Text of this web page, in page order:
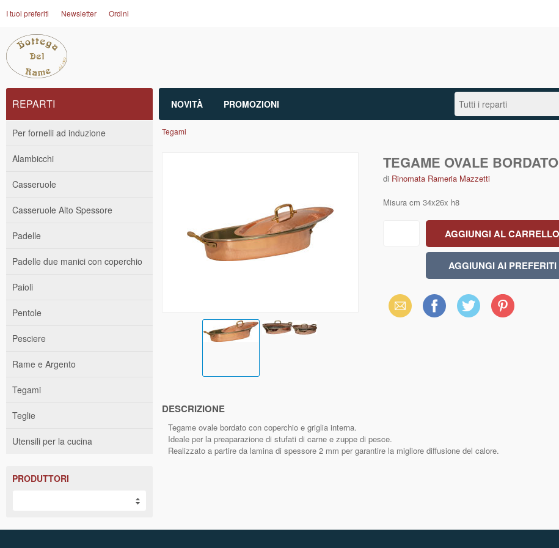
I tuoi preferiti Newsletter Ordini
NOVITÀ PROMOZIONI
REPARTI
Per fornelli ad induzione
Alambicchi
Casseruole
Casseruole Alto Spessore
Padelle
Padelle due manici con coperchio
Paioli
Pentole
Pesciere
Rame e Argento
Tegami
Teglie
Utensili per la cucina
PRODUTTORI
Tegami
TEGAME OVALE BORDATO
di Rinomata Rameria Mazzetti
Misura cm 34x26x h8
Email Facebook X Pinterest
DESCRIZIONE
Tegame ovale bordato con coperchio e griglia interna.
Ideale per la preaparazione di stufati di carne e zuppe di pesce.
Realizzato a partire da lamina di spessore 2 mm per garantire la migliore diffusione del calore.